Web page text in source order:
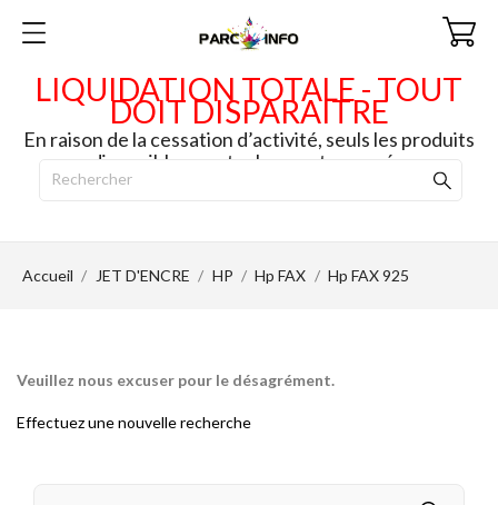
LIQUIDATION TOTALE - TOUT
DOIT DISPARAITRE
En raison de la cessation d’activité, seuls les produits
disponibles en stock seront envoyés.
Accueil JET D'ENCRE HP Hp FAX Hp FAX 925
Veuillez nous excuser pour le désagrément.
Effectuez une nouvelle recherche